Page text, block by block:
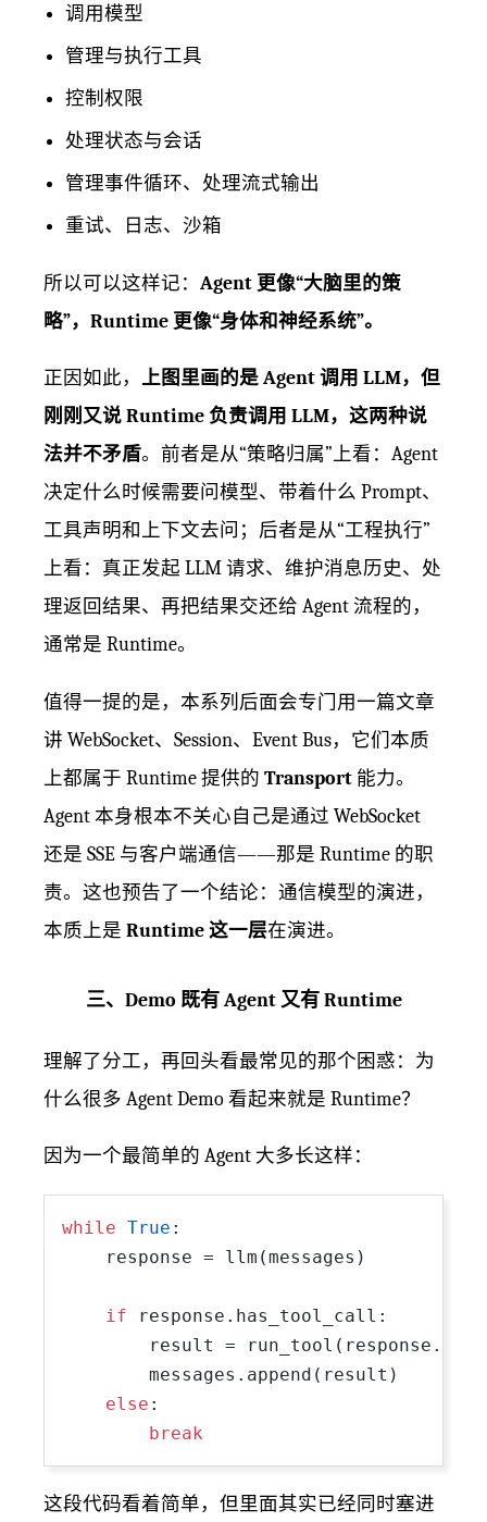
调用模型
管理与执行工具
控制权限
处理状态与会话
管理事件循环、处理流式输出
重试、日志、沙箱
所以可以这样记： Agent 更像“大脑里的策
略”，Runtime 更像“身体和神经系统”。
正因如此， 上图里画的是 Agent 调用 LLM，但
刚刚又说 Runtime 负责调用 LLM，这两种说
法并不矛盾。前者是从“策略归属”上看：Agent
决定什么时候需要问模型、带着什么 Prompt、
工具声明和上下文去问；后者是从“工程执行”
上看：真正发起 LLM 请求、维护消息历史、处
理返回结果、再把结果交还给 Agent 流程的，
通常是 Runtime。
值得一提的是，本系列后面会专门用一篇文章
讲 WebSocket、Session、Event Bus，它们本质
上都属于 Runtime 提供的 Transport 能力。
Agent 本身根本不关心自己是通过 WebSocket
还是 SSE 与客户端通信——那是 Runtime 的职
责。这也预告了一个结论：通信模型的演进，
本质上是 Runtime 这一层在演进。
三、Demo 既有 Agent 又有 Runtime
理解了分工，再回头看最常见的那个困惑：为
什么很多 Agent Demo 看起来就是 Runtime？
因为一个最简单的 Agent 大多长这样：
while True :
    response = llm(messages)
if response.has_tool_call:
result =
        messages.append(result)
else :
break
这段代码看着简单，但里面其实已经同时塞进